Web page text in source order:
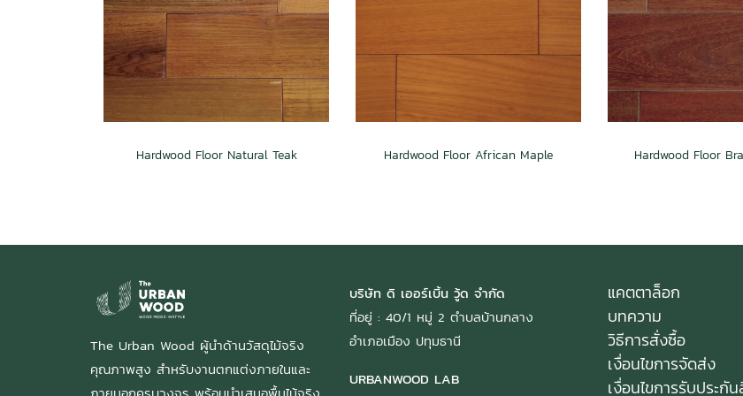
Hardwood Floor Natural Teak Hardwood Floor African Maple Hardwood Floor
The Urban Wood ผู้นำด้านวัสดุไม้จริง
คุณภาพสูง สำหรับงานตกแต่งภายในและ
บริษัท ดิ เออร์เบิ้น วู้ด จำกัด
ที่อยู่ : 40/1 หมู่ 2 ตำบลบ้านกลาง
อำเภอเมือง ปทุมธานี
URBANWOOD LAB
แคตตาล็อก
บทความ
วิธีการสั่งซื้อ
เงื่อนไขการจัดส่ง
เงื่อนไขการรับประกั